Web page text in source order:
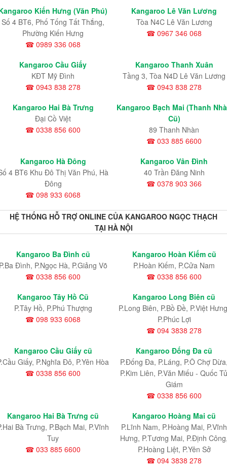
Kiến Hưng (Văn Phú)
Số 4 BT6, Phố Tống Tất Thắng,
Phường Kiến Hưng
☎ 0989 336 068
Kangaroo Lê Văn Lương
Tòa N4C Lê Văn Lương
☎ 0967 346 068
Kangaroo Cầu Giấy
KĐT Mỹ Đình
☎ 0943 838 278
Kangaroo Thanh Xuân
Tầng 3, Tòa N4D Lê Văn Lương
☎ 0943 838 278
Kangaroo Hai Bà Trưng
Đại Cồ Việt
☎ 0338 856 600
Kangaroo Bạch Mai (Thanh
Cũ)
89 Thanh Nhàn
☎ 033 885 6600
Kangaroo Hà Đông
4 BT6 Khu Đô Thị Văn Phú, Hà
Đông
☎ 098 933 6068
Kangaroo Vân Đình
40 Trần Đăng Ninh
☎ 0378 903 366
HỆ THỐNG HỖ TRỢ ONLINE CỦA KANGAROO NGỌC THẠCH
TẠI HÀ NỘI
Kangaroo Ba Đình cũ
Đình, P.Ngọc Hà, P.Giảng Võ
☎ 0338 856 600
Kangaroo Hoàn Kiếm cũ
P.Hoàn Kiếm, P.Cửa Nam
☎ 0338 856 600
Kangaroo Tây Hồ Cũ
P.Tây Hồ, P.Phú Thượng
☎ 098 933 6068
Kangaroo Long Biên cũ
P.Long Biên, P.Bồ Đề, P.Việt
P.Phúc Lợi
☎ 094 3838 278
Kangaroo Cầu Giấy cũ
Giấy, P.Nghĩa Đô, P.Yên Hòa
☎ 0338 856 600
Kangaroo Đống Đa cũ
P.Đống Đa, P.Láng, P.Ô Chợ
P.Kim Liên, P.Văn Miếu - Quốc
Giám
☎ 0338 856 600
Kangaroo Hai Bà Trưng cũ
Bà Trưng, P.Bạch Mai, P.Vĩnh
Tuy
☎ 033 885 6600
Kangaroo Hoàng Mai cũ
P.Lĩnh Nam, P.Hoàng Mai, P.Vĩnh
Hưng, P.Tương Mai, P.Định
P.Hoàng Liệt, P.Yên Sở
☎ 094 3838 278